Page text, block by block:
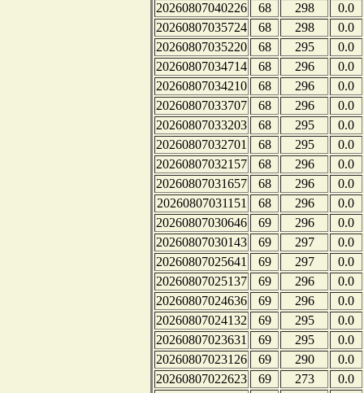
20260807040226
68 298
0.0
20260807035724
68 298
0.0
20260807035220
68 295
0.0
20260807034714
68 296
0.0
20260807034210
68 296
0.0
20260807033707
68 296
0.0
20260807033203
68 295
0.0
20260807032701
68 295
0.0
20260807032157
68 296
0.0
20260807031657
68 296
0.0
20260807031151
68 296
0.0
20260807030646
69 296
0.0
20260807030143
69 297
0.0
20260807025641
69 297
0.0
20260807025137
69 296
0.0
20260807024636
69 296
0.0
20260807024132
69 295
0.0
20260807023631
69 295
0.0
20260807023126
69 290
0.0
20260807022623
69 273
0.0